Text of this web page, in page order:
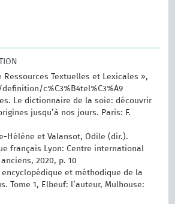
Ressources Textuelles et Lexicales »,
c%C3%B4tel%C3%A9
Le dictionnaire de la soie: découvrir
jusqu’à nos jours. Paris: F.
Hélène et Valansot, Odile (dir.).
français Lyon: Centre international
2020, p. 10
encyclopédique et méthodique de la
Tome 1, Elbeuf: l’auteur, Mulhouse: